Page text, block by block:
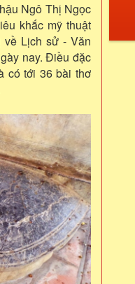
Ngô Thị Ngọc
khắc mỹ thuật
về Lịch sử - Văn
nay. Điều đặc
có tới 36 bài thơ